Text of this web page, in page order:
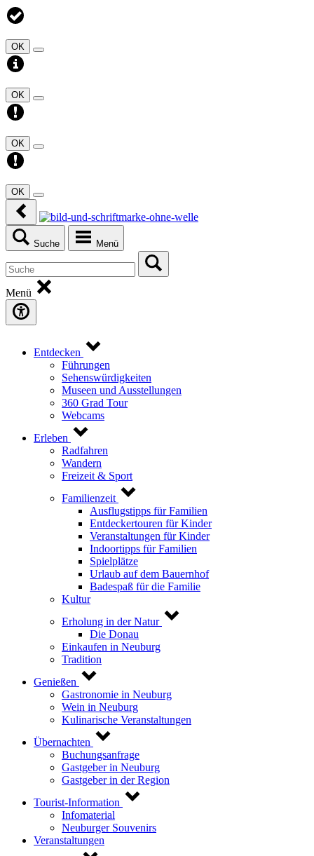
OK
OK
OK
OK
Suche Menü
Menü
Entdecken
Führungen
Sehenswürdigkeiten
Museen und Ausstellungen
360 Grad Tour
Webcams
Erleben
Radfahren
Wandern
Freizeit & Sport
Familienzeit
Ausflugstipps für Familien
Entdeckertouren für Kinder
Veranstaltungen für Kinder
Indoortipps für Familien
Spielplätze
Urlaub auf dem Bauernhof
Badespaß für die Familie
Kultur
Erholung in der Natur
Die Donau
Einkaufen in Neuburg
Tradition
Genießen
Gastronomie in Neuburg
Wein in Neuburg
Kulinarische Veranstaltungen
Übernachten
Buchungsanfrage
Gastgeber in Neuburg
Gastgeber in der Region
Tourist-Information
Infomaterial
Neuburger Souvenirs
Veranstaltungen